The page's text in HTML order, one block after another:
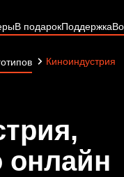
В подарокПоддержка
Киноиндустрия
онлайн